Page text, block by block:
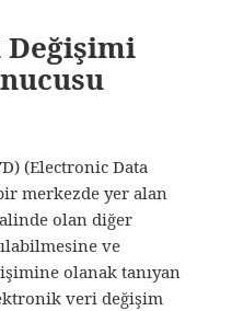
(Electronic Data
merkezde yer alan
olan diğer
ve
olanak tanıyan
veri değişim